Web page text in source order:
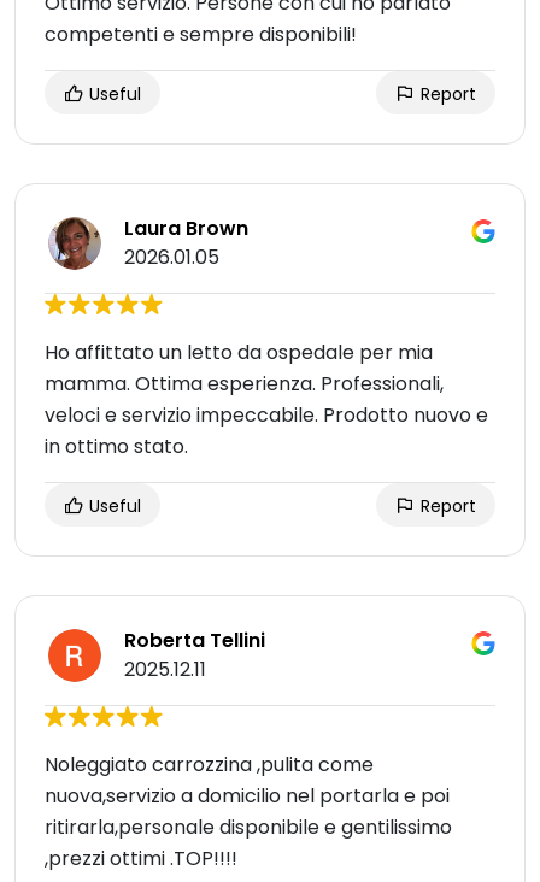
competenti e sempre disponibili!
Useful Report
Laura Brown
2026.01.05
Ho affittato un letto da ospedale per mia
mamma. Ottima esperienza. Professionali,
veloci e servizio impeccabile. Prodotto nuovo e
in ottimo stato.
Useful Report
Roberta Tellini
2025.12.11
Noleggiato carrozzina ,pulita come
nuova,servizio a domicilio nel portarla e poi
ritirarla,personale disponibile e gentilissimo
,prezzi ottimi .TOP!!!!